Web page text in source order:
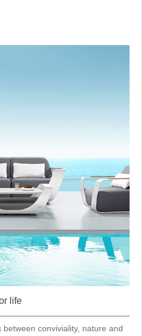
life
conviviality, nature and